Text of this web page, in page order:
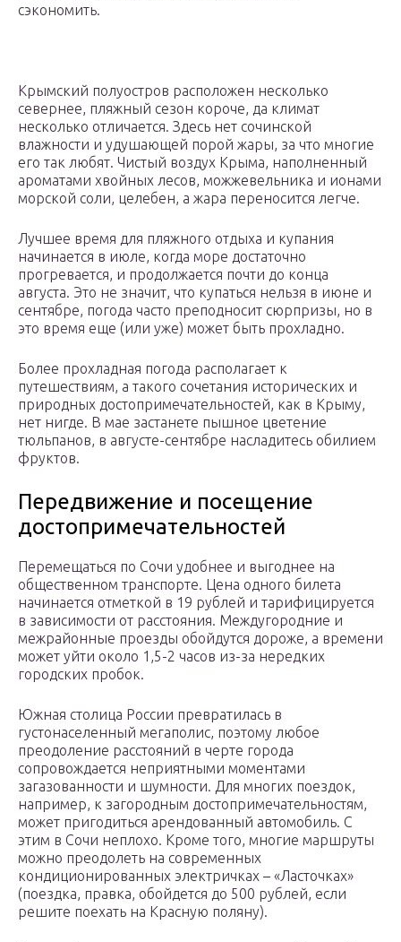
сэкономить.
Крымский полуостров расположен несколько
севернее, пляжный сезон короче, да климат
несколько отличается. Здесь нет сочинской
влажности и удушающей порой жары, за что многие
его так любят. Чистый воздух Крыма, наполненный
ароматами хвойных лесов, можжевельника и ионами
морской соли, целебен, а жара переносится легче.
Лучшее время для пляжного отдыха и купания
начинается в июле, когда море достаточно
прогревается, и продолжается почти до конца
августа. Это не значит, что купаться нельзя в июне и
сентябре, погода часто преподносит сюрпризы, но в
это время еще (или уже) может быть прохладно.
Более прохладная погода располагает к
путешествиям, а такого сочетания исторических и
природных достопримечательностей, как в Крыму,
нет нигде. В мае застанете пышное цветение
тюльпанов, в августе-сентябре насладитесь обилием
фруктов.
Передвижение и посещение
достопримечательностей
Перемещаться по Сочи удобнее и выгоднее на
общественном транспорте. Цена одного билета
начинается отметкой в 19 рублей и тарифицируется
в зависимости от расстояния. Междугородние и
межрайонные проезды обойдутся дороже, а времени
может уйти около 1,5-2 часов из-за нередких
городских пробок.
Южная столица России превратилась в
густонаселенный мегаполис, поэтому любое
преодоление расстояний в черте города
сопровождается неприятными моментами
загазованности и шумности. Для многих поездок,
например, к загородным достопримечательностям,
может пригодиться арендованный автомобиль. С
этим в Сочи неплохо. Кроме того, многие маршруты
можно преодолеть на современных
кондиционированных электричках – «Ласточках»
(поездка, правка, обойдется до 500 рублей, если
решите поехать на Красную поляну).